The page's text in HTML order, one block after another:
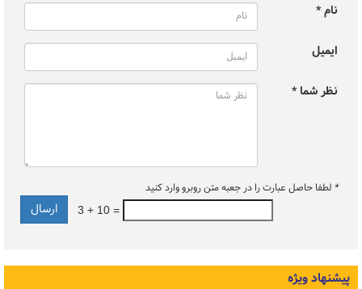
نام *
ایمیل
نظر شما *
* لطفا حاصل عبارت را در جعبه متن روبرو وارد کنید
3 + 10 =
پیشنهاد ویژه